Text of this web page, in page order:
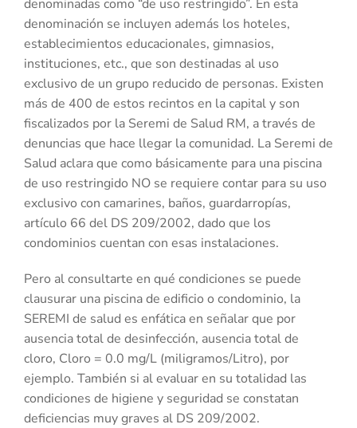
denominadas como “de uso restringido”. En esta
denominación se incluyen además los hoteles,
establecimientos educacionales, gimnasios,
instituciones, etc., que son destinadas al uso
exclusivo de un grupo reducido de personas. Existen
más de 400 de estos recintos en la capital y son
fiscalizados por la Seremi de Salud RM, a través de
denuncias que hace llegar la comunidad. La Seremi de
Salud aclara que como básicamente para una piscina
de uso restringido NO se requiere contar para su uso
exclusivo con camarines, baños, guardarropías,
artículo 66 del DS 209/2002, dado que los
condominios cuentan con esas instalaciones.
Pero al consultarte en qué condiciones se puede
clausurar una piscina de edificio o condominio, la
SEREMI de salud es enfática en señalar que por
ausencia total de desinfección, ausencia total de
cloro, Cloro = 0.0 mg/L (miligramos/Litro), por
ejemplo. También si al evaluar en su totalidad las
condiciones de higiene y seguridad se constatan
deficiencias muy graves al DS 209/2002.